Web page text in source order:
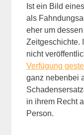
Ist ein Bild
als
eher um
Zeitgeschichte.
nicht
Verfügung
ganz nebenbei
in ihrem Recht
Person.